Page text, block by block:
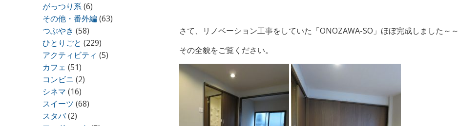
がっつり系(6)
その他・番外編(63)
つぶやき (58)
ひとりごと (229)
アクティビティ (5)
カフェ (51)
コンビニ (2)
シネマ (16)
スイーツ (68)
スタバ(2)
さて、リノベーション工事をしていた「ONOZAWA-SO」ほぼ完成しました～～
その全貌をご覧ください。